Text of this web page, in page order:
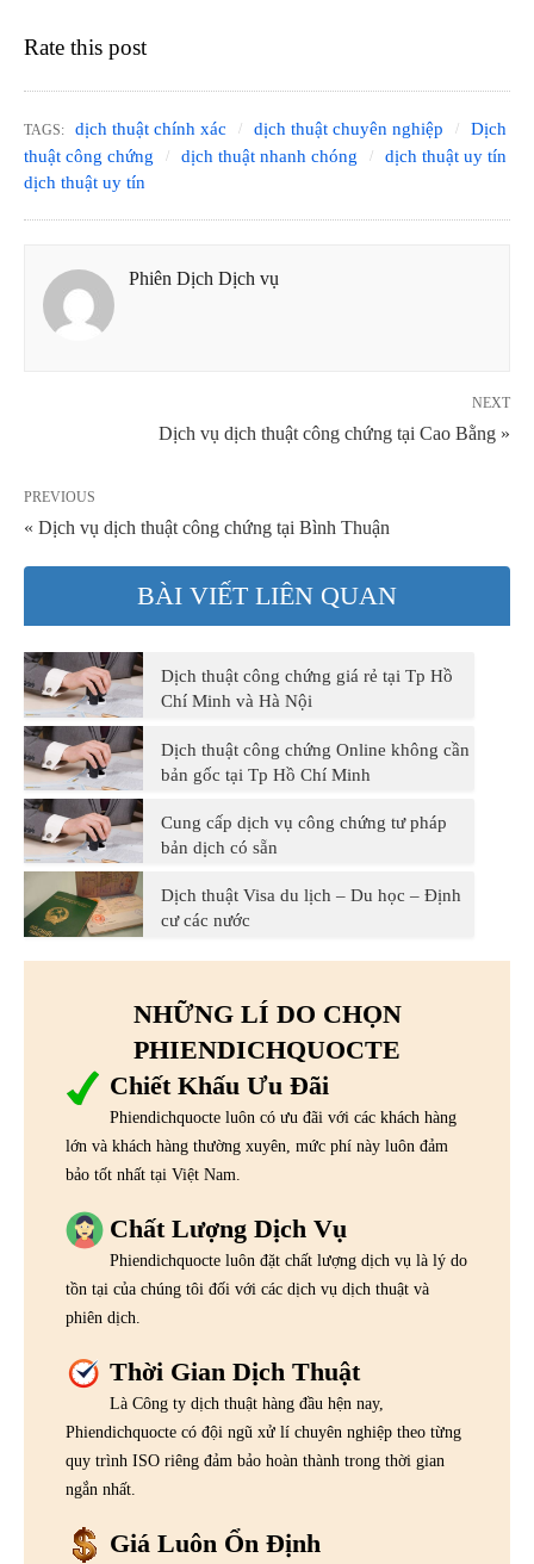
Rate this post
TAGS: dịch thuật chính xác dịch thuật chuyên nghiệp
Dịch
thuật công chứng
dịch thuật nhanh chóng
dịch thuật uy tín
dịch thuật uy tín
Phiên Dịch Dịch vụ
NEXT
Dịch vụ dịch thuật công chứng tại Cao Bằng »
PREVIOUS
« Dịch vụ dịch thuật công chứng tại Bình Thuận
BÀI VIẾT LIÊN QUAN
Dịch thuật công chứng giá rẻ tại Tp Hồ
Chí Minh và Hà Nội
Dịch thuật công chứng Online không cần
bản gốc tại Tp Hồ Chí Minh
Cung cấp dịch vụ công chứng tư pháp
bản dịch có sẵn
Dịch thuật Visa du lịch – Du học – Định
cư các nước
NHỮNG LÍ DO CHỌN
PHIENDICHQUOCTE
Chiết Khấu Ưu Đãi
Phiendichquocte luôn có ưu đãi với các khách hàng
lớn và khách hàng thường xuyên, mức phí này luôn đảm
bảo tốt nhất tại Việt Nam.
Chất Lượng Dịch Vụ
Phiendichquocte luôn đặt chất lượng dịch vụ là lý do
tồn tại của chúng tôi đối với các dịch vụ dịch thuật và
phiên dịch.
Thời Gian Dịch Thuật
Là Công ty dịch thuật hàng đầu hện nay,
Phiendichquocte có đội ngũ xử lí chuyên nghiệp theo từng
quy trình ISO riêng đảm bảo hoàn thành trong thời gian
ngắn nhất.
Giá Luôn Ổn Định